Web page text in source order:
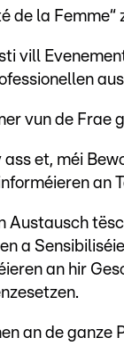
de la Femme“
sti vill
vun de Frae
et, méi
an
Austausch
a
an hir
an de ganze